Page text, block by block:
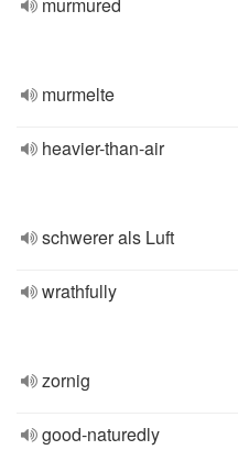
murmelte
heavier-than-air
schwerer als Luft
wrathfully
zornig
good-naturedly